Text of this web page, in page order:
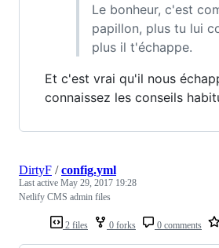
Le bonheur, c'est
papillon, plus tu lui
plus il t'échappe.
Et c'est vrai qu'il nous
connaissez les conseils
2 files 0 forks 0 comments
DirtyF /config.yml
Last active May 29, 2017 19:28
Netlify CMS admin files